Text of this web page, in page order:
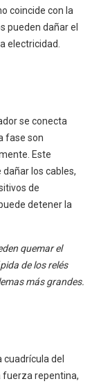
coincide con la
pueden dañar el
electricidad.
se conecta
fase son
Este
los cables,
de
detener la
quemar el
de los relés
más grandes.
del
fuerza repentina,